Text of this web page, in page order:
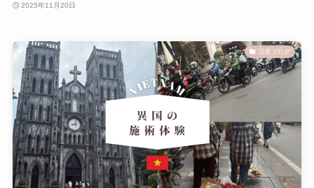
2025年11月20日
店長ブログ